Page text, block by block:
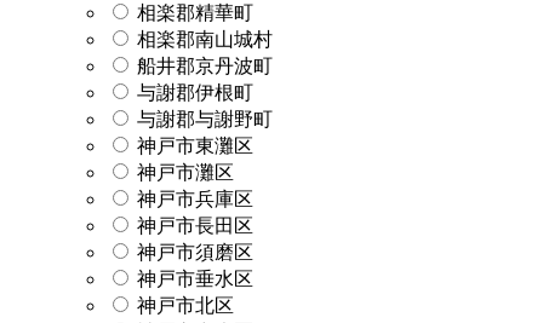
相楽郡精華町
相楽郡南山城村
船井郡京丹波町
与謝郡伊根町
与謝郡与謝野町
神戸市東灘区
神戸市灘区
神戸市兵庫区
神戸市長田区
神戸市須磨区
神戸市垂水区
神戸市北区